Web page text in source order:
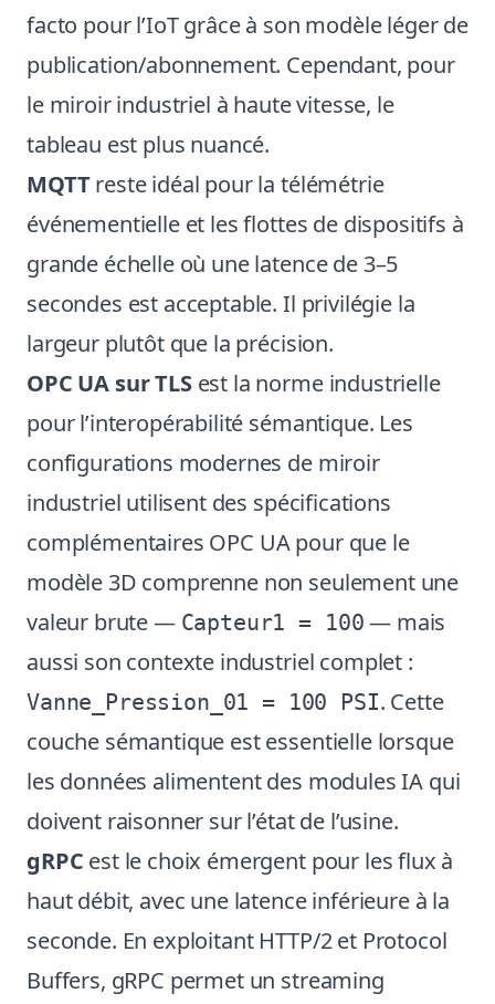
facto pour l’IoT grâce à son modèle léger de
publication/abonnement. Cependant, pour
le miroir industriel à haute vitesse, le
tableau est plus nuancé.
MQTTreste idéal pour la télémétrie
événementielle et les flottes de dispositifs à
grande échelle où une latence de 3–5
secondes est acceptable. Il privilégie la
largeur plutôt que la précision.
OPC UA sur TLSest la norme industrielle
pour l’interopérabilité sémantique. Les
configurations modernes de miroir
industriel utilisent des spécifications
complémentaires OPC UA pour que le
modèle 3D comprenne non seulement une
valeur brute — Capteur1 = 100 — mais
aussi son contexte industriel complet :
Vanne_Pression_01 = 100 PSI. Cette
couche sémantique est essentielle lorsque
les données alimentent des modules IA qui
doivent raisonner sur l’état de l’usine.
gRPC est le choix émergent pour les flux à
haut débit, avec une latence inférieure à la
seconde. En exploitant HTTP/2 et Protocol
Buffers, gRPC permet un streaming